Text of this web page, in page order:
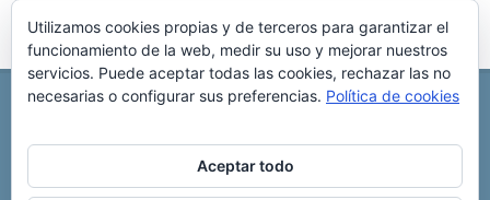
REPARACIÓN CENTRALITA DE COCHE
C/ Virgen del pilar, 6 ,
Copyright © 2025 Reparación Centralita De Coche
Utilizamos cookies propias y de terceros para garantizar el
funcionamiento de la web, medir su uso y mejorar nuestros
servicios. Puede aceptar todas las cookies, rechazar las no
necesarias o configurar sus preferencias. Política de cookies
Aceptar todo